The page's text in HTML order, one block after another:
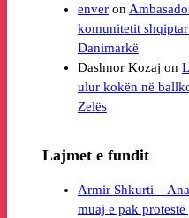
enveron
komunitetit shqiptar
Danimarkë
Dashnor Kozaj on
ulur kokën në
Zelës‏
Lajmet e fundit
Armir Shkurti –
muaj e pak